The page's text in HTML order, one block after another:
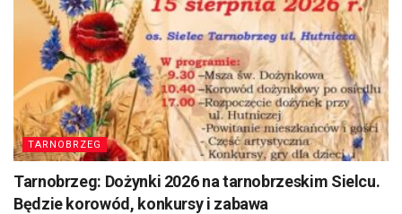
TARNOBRZEG
Tarnobrzeg: Dożynki 2026 na tarnobrzeskim Sielcu.
Będzie korowód, konkursy i zabawa